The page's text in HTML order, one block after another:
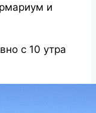
и
с 10 утра